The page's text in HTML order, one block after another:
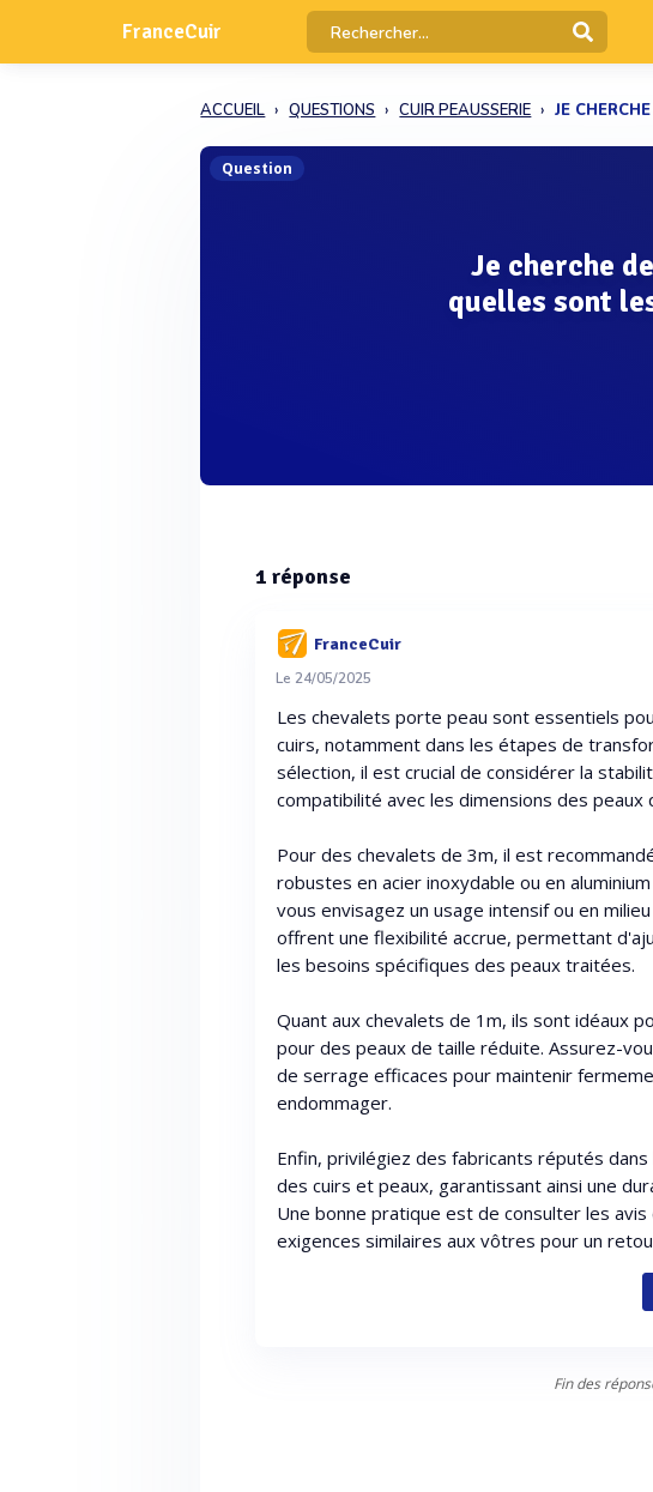
FranceCuir
ACCUEIL QUESTIONS CUIR PEAUSSERIE JE
Question
Je cherche
quelles sont
1 réponse
FranceCuir
Le 24/05/2025
Les chevalets porte peau sont essentiels
cuirs, notamment dans les étapes de
sélection, il est crucial de considérer la
compatibilité avec les dimensions des peaux
Pour des chevalets de 3m, il est
robustes en acier inoxydable ou en
vous envisagez un usage intensif ou en
offrent une flexibilité accrue, permettant
les besoins spécifiques des peaux traitées.
Quant aux chevalets de 1m, ils sont idéaux
pour des peaux de taille réduite. Assurez-
de serrage efficaces pour maintenir
endommager.
Enfin, privilégiez des fabricants réputés
des cuirs et peaux, garantissant ainsi une
Une bonne pratique est de consulter les
exigences similaires aux vôtres pour un
Fin des